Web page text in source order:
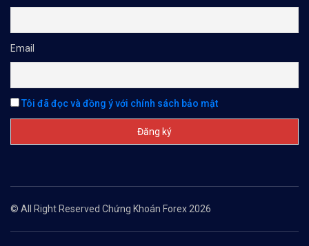
Email
Tôi đã đọc và đồng ý với chính sách bảo mật
© All Right Reserved Chứng Khoán Forex 2026